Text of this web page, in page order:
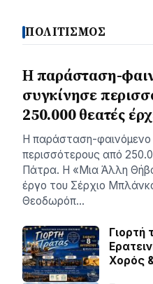
ΠΟΛΙΤΙΣΜΟΣ
Η παράσταση-
συγκίνησε
250.000 θεατές
Η παράσταση-φαινόμενο
περισσότερους από
Πάτρα. Η «Μια Άλλη
έργο του Σέρχιο
Θεοδωρόπ…
Γιορτή
Χορός